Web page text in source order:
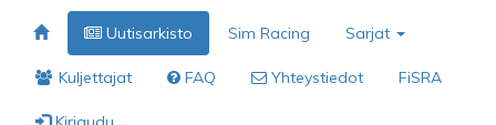
Uutisarkisto Sim Racing Sarjat
Kuljettajat FAQ Yhteystiedot FiSRA